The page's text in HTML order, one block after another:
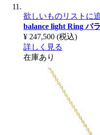
欲しいものリストに
balance light Ringバ
¥ 247,500 (税込)
詳しく見る
在庫あり